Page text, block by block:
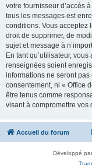
votre fournisseur d’accès
tous les messages est
conditions. Vous acceptez
droit de supprimer, de
sujet et message à
En tant qu’utilisateur,
renseignées soient
informations ne seront
consentement, ni « Office
être tenus comme
visant à compromettre vos
Accueil du forum
Développé